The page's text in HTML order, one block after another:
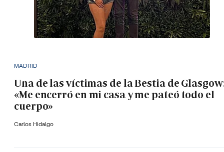
MADRID
Una de las víctimas de la Bestia de
«Me encerró en mi casa y me pateó todo el
cuerpo»
Carlos Hidalgo